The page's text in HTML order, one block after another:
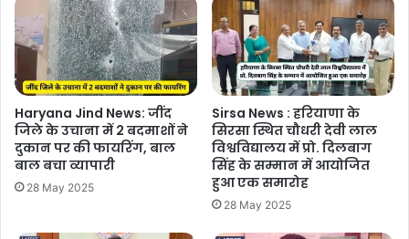
Haryana Jind News: जींद
जिले के उचाना में 2 बदमाशों ने
दुकान पर की फायरिंग, बाल
बाल बचा व्यापारी
28 May 2025
Sirsa News : हरियाणा के
सिरसा स्थित चौधरी देवी लाल
विश्वविद्यालय में प्रो. दिलबाग
सिंह के सम्मान में आयोजित
हुआ एक समारोह
28 May 2025